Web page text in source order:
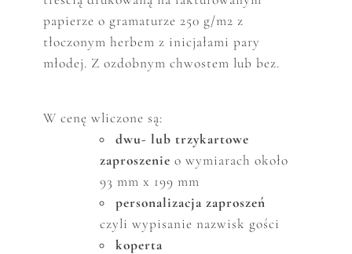
papierze o gramaturze 250 g/m2 z
tłoczonym herbem z inicjałami pary
młodej. Z ozdobnym chwostem lub bez.
W cenę wliczone są:
dwu- lub trzykartowe
zaproszenie o wymiarach około
93 mm x 199 mm
personalizacja zaproszeń
czyli wypisanie nazwisk gości
koperta